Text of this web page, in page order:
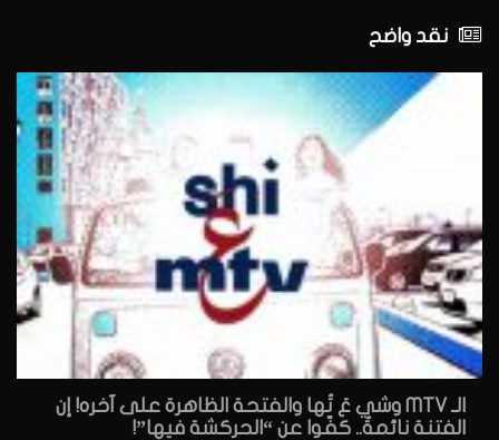
نقد واضح
الـ MTV وشي عَ تُها والفتحة الظاهرة على آخره! إن
الفتنة نائمةٌ.. كفّوا عن “الحركشة فيها”!